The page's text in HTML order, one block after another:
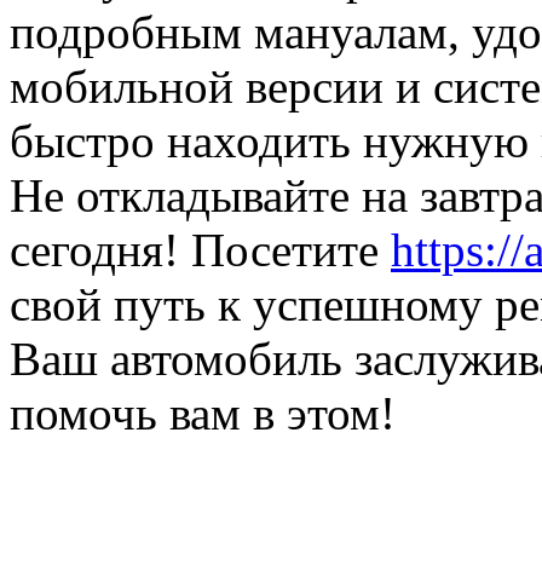
подробным мануалам,
мобильной версии и
быстро находить
Не откладывайте на
сегодня! Посетите https://
свой путь к успешному
Ваш автомобиль
помочь вам в этом!